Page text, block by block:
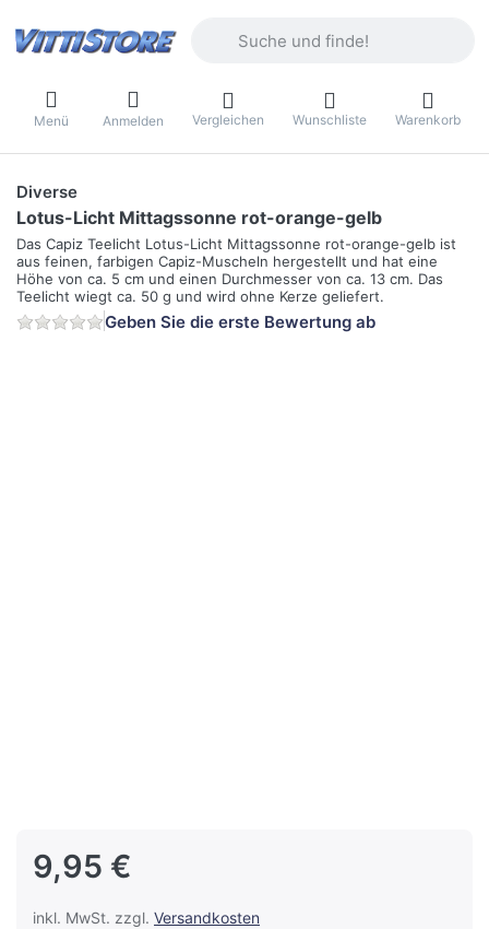
Menü Anmelden Vergleichen Wunschliste Warenkorb
Diverse
Lotus-Licht Mittagssonne rot-orange-gelb
Das Capiz Teelicht Lotus-Licht Mittagssonne rot-orange-gelb ist
aus feinen, farbigen Capiz-Muscheln hergestellt und hat eine
Höhe von ca. 5 cm und einen Durchmesser von ca. 13 cm. Das
Teelicht wiegt ca. 50 g und wird ohne Kerze geliefert.
Geben Sie die erste Bewertung ab
9,95 €
inkl. MwSt. zzgl. Versandkosten